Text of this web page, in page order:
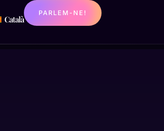
Català
PARLEM-NE!